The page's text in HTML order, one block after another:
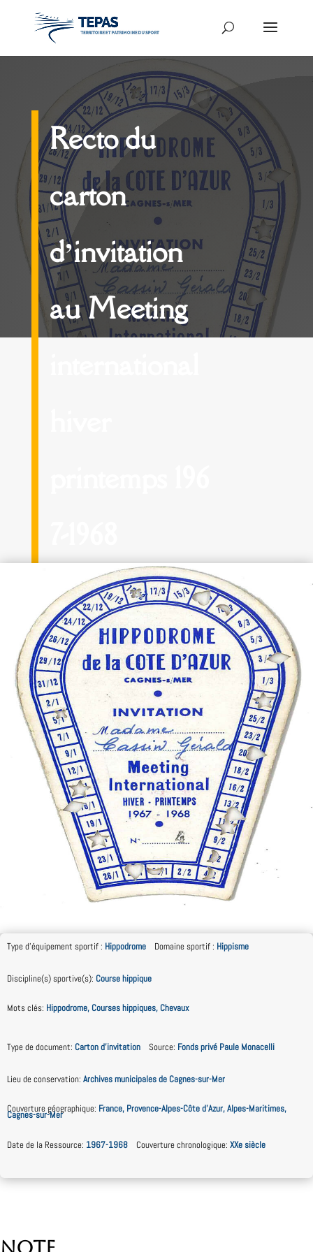
Recto du
carton
d’invitation
au Meeting
Type d'équipement sportif : Hippodrome Domaine sportif : Hippisme
Discipline(s) sportive(s): Course hippique
Mots clés: Hippodrome, Courses hippiques, Chevaux
Type de document: Carton d'invitation Source: Fonds privé Paule Monacelli
Lieu de conservation: Archives municipales de Cagnes-sur-Mer
Couverture géographique: France, Provence-Alpes-Côte d’Azur, Alpes-Maritimes,
Cagnes-sur-Mer
Date de la Ressource: 1967-1968 Couverture chronologique: XXe siècle